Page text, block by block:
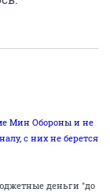
Мин Обороны и не
с них не берется
деньги "до